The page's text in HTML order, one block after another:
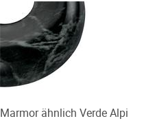
Marmor ähnlich Verde Alpi